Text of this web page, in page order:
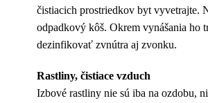
čistiacich prostriedkov byt vyvetrajte.
odpadkový kôš. Okrem vynášania ho
dezinfikovať zvnútra aj zvonku.
Rastliny, čistiace vzduch
Izbové rastliny nie sú iba na ozdobu,